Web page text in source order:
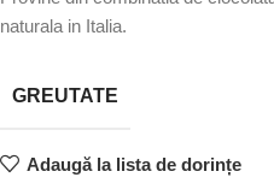
naturala in Italia.
GREUTATE
Adaugă la lista de dorințe